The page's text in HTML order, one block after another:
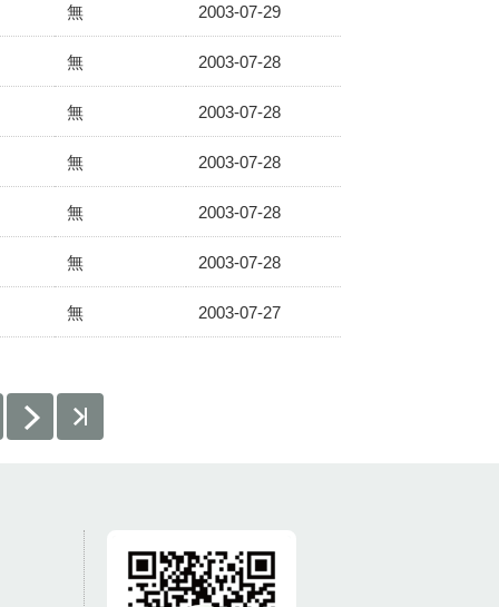
無 2003-07-29
無 2003-07-28
無 2003-07-28
無 2003-07-28
無 2003-07-28
無 2003-07-28
無 2003-07-27